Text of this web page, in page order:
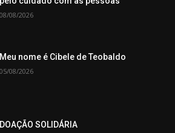
08/08/2026
Meu nome é Cibele de Teobaldo
05/08/2026
DOAÇÃO SOLIDÁRIA